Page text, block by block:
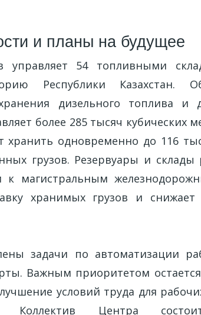
и планы на будущее
управляет 54 топливными
Республики Казахстан.
дизельного топлива и
более 285 тысяч кубических
хранить одновременно до 116
грузов. Резервуары и
к магистральным
хранимых грузов и
задачи по автоматизации
Важным приоритетом
условий труда для
Коллектив Центра